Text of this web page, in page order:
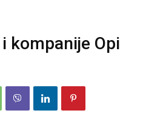
kompanije Opi